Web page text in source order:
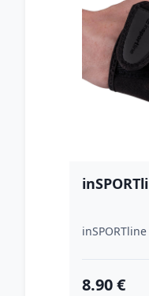
inSPORTline
8.90 €